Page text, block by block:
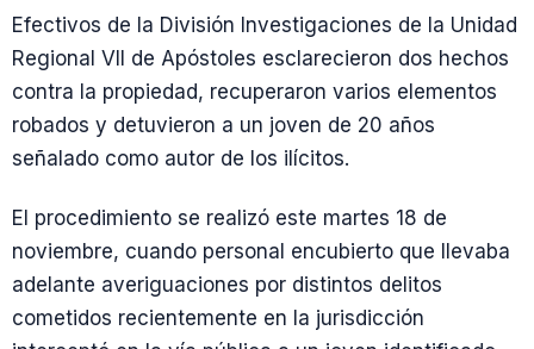
Efectivos de la División Investigaciones de la Unidad
Regional VII de Apóstoles esclarecieron dos hechos
contra la propiedad, recuperaron varios elementos
robados y detuvieron a un joven de 20 años
señalado como autor de los ilícitos.
El procedimiento se realizó este martes 18 de
noviembre, cuando personal encubierto que llevaba
adelante averiguaciones por distintos delitos
cometidos recientemente en la jurisdicción